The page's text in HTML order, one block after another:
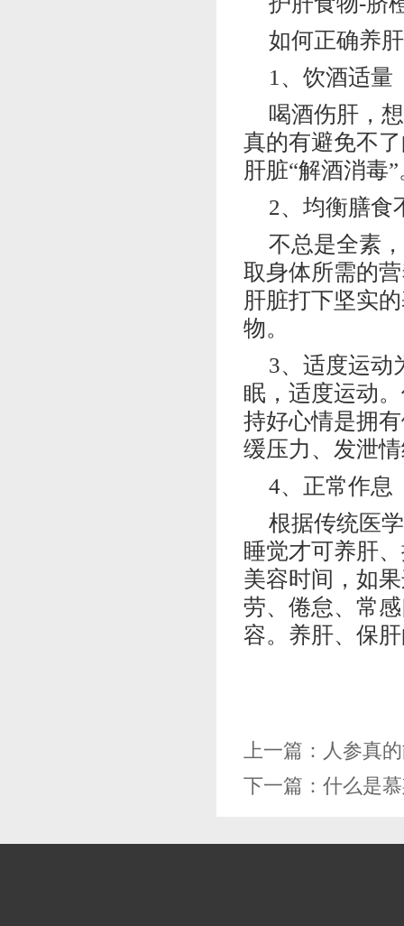
如何正确养
1、饮酒适量
喝酒伤肝，
真的有避免不
肝脏“解酒消毒
2、均衡膳食
不总是全素
取身体所需的
肝脏打下坚实
物。
3、适度运动
眠，适度运动
持好心情是拥
缓压力、发泄
4、正常作息
根据传统医
睡觉才可养肝
美容时间，如
劳、倦怠、常
容。养肝、保
上一篇： 人参真
下一篇： 什么是